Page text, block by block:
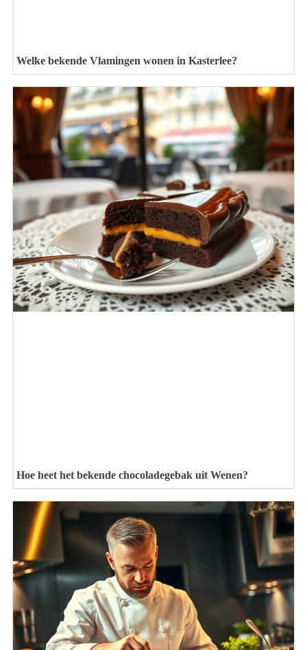
Welke bekende Vlamingen wonen in Kasterlee?
Hoe heet het bekende chocoladegebak uit Wenen?